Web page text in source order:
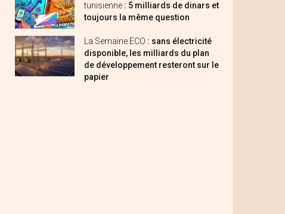
tunisienne : 5 milliards de dinars et
toujours la même question
La Semaine ECO : sans électricité
disponible, les milliards du plan
de développement resteront sur le
papier